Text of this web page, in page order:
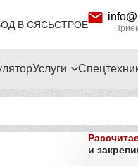
В СЯСЬСТРОЕ
Услуги
и